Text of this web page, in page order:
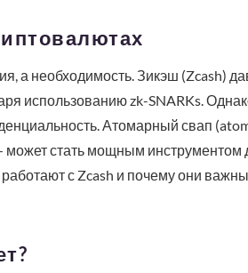
а необходимость. Зикэш (Zcash)
использованию zk-SNARKs.
Атомарный свап
может стать мощным инструментом
с Zcash и почему они